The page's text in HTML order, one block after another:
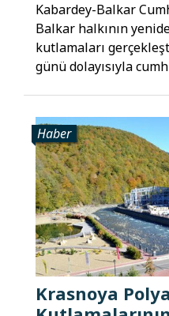
Kabardey-Balkar
Balkar halkının
kutlamaları
günü dolayısıyla
Haber
Krasnoya